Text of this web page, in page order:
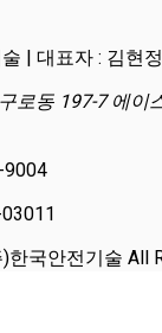
| 대표자 : 김현정
로동 197-7 에이
9004
국안전기술 All